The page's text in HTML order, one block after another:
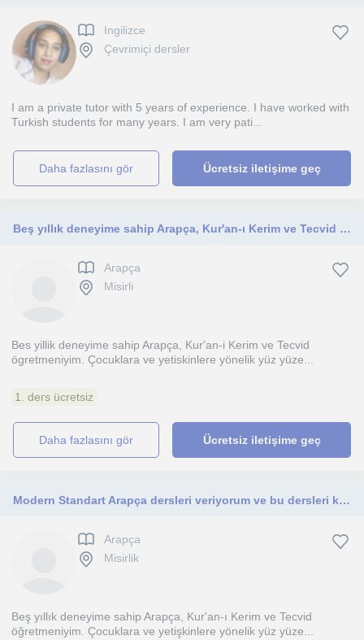
Ingilizce
Çevrimiçi dersler
I am a private tutor with 5 years of experience. I have worked with
Turkish students for many years. I am very pati...
daha fazlasını gör Ücretsiz iletişime geç
Beş yıllık deneyime sahip Arapça, Kur'an-ı Kerim ve Tecvid öğretmeniyim. Çocuklara ve yetişkinlere yönelik yüz yüze ve çevrim içi
Arapça
Misirli
Bes yillik deneyime sahip Arapça, Kur'an-i Kerim ve Tecvid
ögretmeniyim. Çocuklara ve yetiskinlere yönelik yüz yüze...
1. ders ücretsiz
daha fazlasını gör Ücretsiz iletişime geç
Modern Standart Arapça dersleri veriyorum ve bu dersleri kolay anlaşılır bir şekilde sunarak Arapçayı ikinci diliniz haline getirm
Arapça
Misirlik
Beş yıllık deneyime sahip Arapça, Kur'an-ı Kerim ve Tecvid
öğretmeniyim. Çocuklara ve yetişkinlere yönelik yüz yüze...